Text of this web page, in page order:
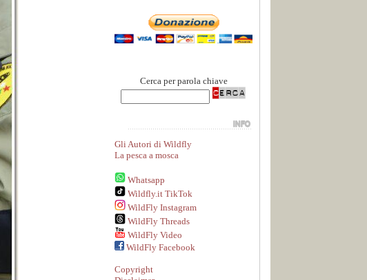
Cerca per parola chiave
Gli Autori di Wildfly
La pesca a mosca
Whatsapp
Wildfly.it TikTok
WildFly Instagram
WildFly Threads
WildFly Video
WildFly Facebook
Copyright